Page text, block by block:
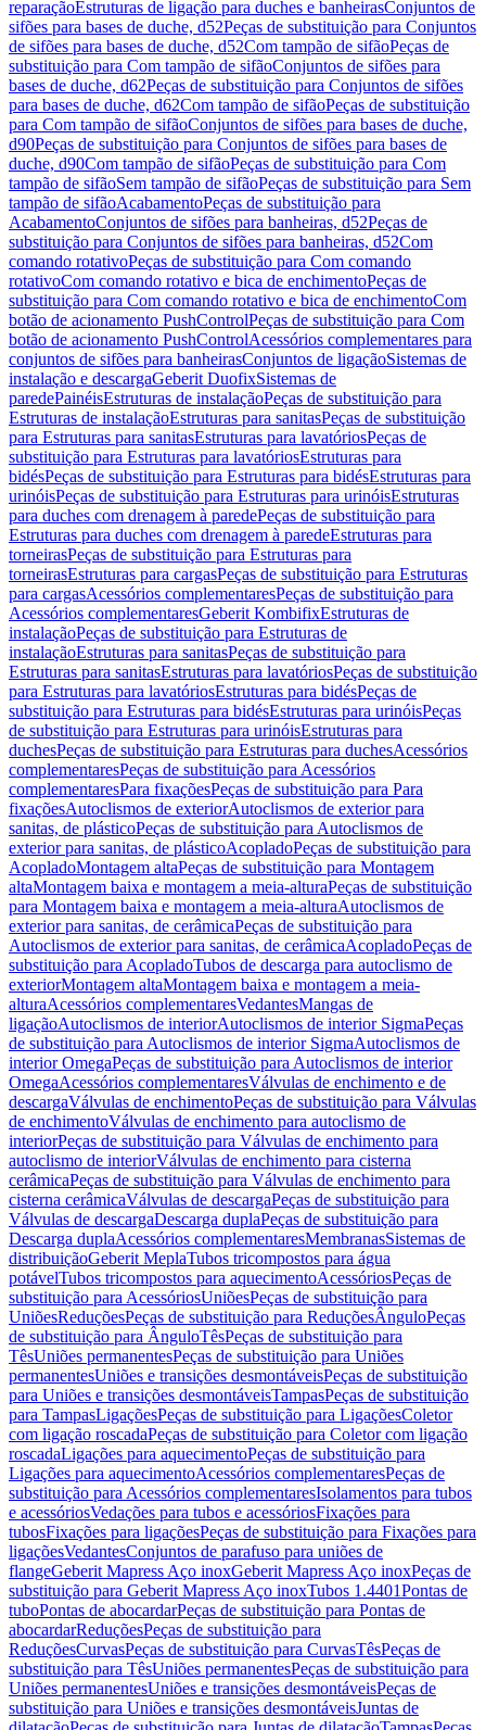
reparaçãoEstruturas de ligação para duches e banheirasConjuntos de
sifões para bases de duche, d52Peças de substituição para Conjuntos
de sifões para bases de duche, d52Com tampão de sifãoPeças de
substituição para Com tampão de sifãoConjuntos de sifões para
bases de duche, d62Peças de substituição para Conjuntos de sifões
para bases de duche, d62Com tampão de sifãoPeças de substituição
para Com tampão de sifãoConjuntos de sifões para bases de duche,
d90Peças de substituição para Conjuntos de sifões para bases de
duche, d90Com tampão de sifãoPeças de substituição para Com
tampão de sifãoSem tampão de sifãoPeças de substituição para Sem
tampão de sifãoAcabamentoPeças de substituição para
AcabamentoConjuntos de sifões para banheiras, d52Peças de
substituição para Conjuntos de sifões para banheiras, d52Com
comando rotativoPeças de substituição para Com comando
rotativoCom comando rotativo e bica de enchimentoPeças de
substituição para Com comando rotativo e bica de enchimentoCom
botão de acionamento PushControlPeças de substituição para Com
botão de acionamento PushControlAcessórios complementares para
conjuntos de sifões para banheirasConjuntos de ligaçãoSistemas de
instalação e descargaGeberit DuofixSistemas de
paredePainéisEstruturas de instalaçãoPeças de substituição para
Estruturas de instalaçãoEstruturas para sanitasPeças de substituição
para Estruturas para sanitasEstruturas para lavatóriosPeças de
substituição para Estruturas para lavatóriosEstruturas para
bidésPeças de substituição para Estruturas para bidésEstruturas para
urinóisPeças de substituição para Estruturas para urinóisEstruturas
para duches com drenagem à paredePeças de substituição para
Estruturas para duches com drenagem à paredeEstruturas para
torneirasPeças de substituição para Estruturas para
torneirasEstruturas para cargasPeças de substituição para Estruturas
para cargasAcessórios complementaresPeças de substituição para
Acessórios complementaresGeberit KombifixEstruturas de
instalaçãoPeças de substituição para Estruturas de
instalaçãoEstruturas para sanitasPeças de substituição para
Estruturas para sanitasEstruturas para lavatóriosPeças de substituição
para Estruturas para lavatóriosEstruturas para bidésPeças de
substituição para Estruturas para bidésEstruturas para urinóisPeças
de substituição para Estruturas para urinóisEstruturas para
duchesPeças de substituição para Estruturas para duchesAcessórios
complementaresPeças de substituição para Acessórios
complementaresPara fixaçõesPeças de substituição para Para
fixaçõesAutoclismos de exteriorAutoclismos de exterior para
sanitas, de plásticoPeças de substituição para Autoclismos de
exterior para sanitas, de plásticoAcopladoPeças de substituição para
AcopladoMontagem altaPeças de substituição para Montagem
altaMontagem baixa e montagem a meia-alturaPeças de substituição
para Montagem baixa e montagem a meia-alturaAutoclismos de
exterior para sanitas, de cerâmicaPeças de substituição para
Autoclismos de exterior para sanitas, de cerâmicaAcopladoPeças de
substituição para AcopladoTubos de descarga para autoclismo de
exteriorMontagem altaMontagem baixa e montagem a meia-
alturaAcessórios complementaresVedantesMangas de
ligaçãoAutoclismos de interiorAutoclismos de interior SigmaPeças
de substituição para Autoclismos de interior SigmaAutoclismos de
interior OmegaPeças de substituição para Autoclismos de interior
OmegaAcessórios complementaresVálvulas de enchimento e de
descargaVálvulas de enchimentoPeças de substituição para Válvulas
de enchimentoVálvulas de enchimento para autoclismo de
interiorPeças de substituição para Válvulas de enchimento para
autoclismo de interiorVálvulas de enchimento para cisterna
cerâmicaPeças de substituição para Válvulas de enchimento para
cisterna cerâmicaVálvulas de descargaPeças de substituição para
Válvulas de descargaDescarga duplaPeças de substituição para
Descarga duplaAcessórios complementaresMembranasSistemas de
distribuiçãoGeberit MeplaTubos tricompostos para água
potávelTubos tricompostos para aquecimentoAcessóriosPeças de
substituição para AcessóriosUniõesPeças de substituição para
UniõesReduçõesPeças de substituição para ReduçõesÂnguloPeças
de substituição para ÂnguloTêsPeças de substituição para
TêsUniões permanentesPeças de substituição para Uniões
permanentesUniões e transições desmontáveisPeças de substituição
para Uniões e transições desmontáveisTampasPeças de substituição
para TampasLigaçõesPeças de substituição para LigaçõesColetor
com ligação roscadaPeças de substituição para Coletor com ligação
roscadaLigações para aquecimentoPeças de substituição para
Ligações para aquecimentoAcessórios complementaresPeças de
substituição para Acessórios complementaresIsolamentos para tubos
e acessóriosVedações para tubos e acessóriosFixações para
tubosFixações para ligaçõesPeças de substituição para Fixações para
ligaçõesVedantesConjuntos de parafuso para uniões de
flangeGeberit Mapress Aço inoxGeberit Mapress Aço inoxPeças de
substituição para Geberit Mapress Aço inoxTubos 1.4401Pontas de
tuboPontas de abocardarPeças de substituição para Pontas de
abocardarReduçõesPeças de substituição para
ReduçõesCurvasPeças de substituição para CurvasTêsPeças de
substituição para TêsUniões permanentesPeças de substituição para
Uniões permanentesUniões e transições desmontáveisPeças de
substituição para Uniões e transições desmontáveisJuntas de